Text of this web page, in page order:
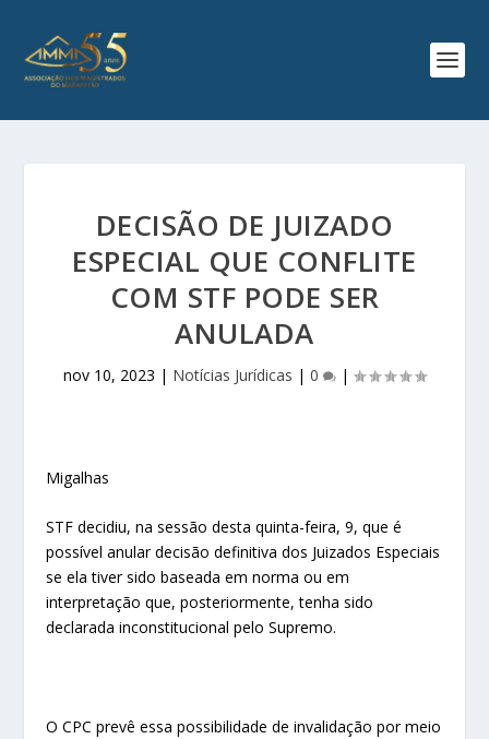
DECISÃO DE JUIZADO
ESPECIAL QUE CONFLITE
COM STF PODE SER
ANULADA
nov 10, 2023 | Notícias Jurídicas | 0 |
Migalhas
STF decidiu, na sessão desta quinta-feira, 9, que é
possível anular decisão definitiva dos Juizados Especiais
se ela tiver sido baseada em norma ou em
interpretação que, posteriormente, tenha sido
declarada inconstitucional pelo Supremo.
O CPC prevê essa possibilidade de invalidação por meio